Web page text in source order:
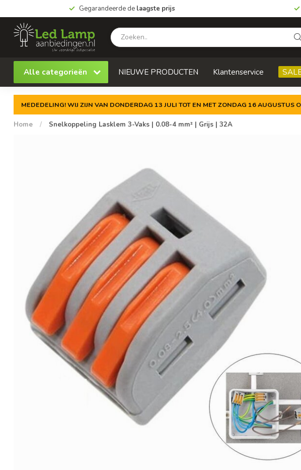
Gegarandeerde de laagste prijs
Alle categorieën NIEUWE PRODUCTEN Klantenservice
MEDEDELING! WIJ ZIJN VAN DONDERDAG 13 JULI TOT EN MET ZONDAG 16
Home / Snelkoppeling Lasklem 3-Vaks | 0.08-4 mm² | Grijs | 32A